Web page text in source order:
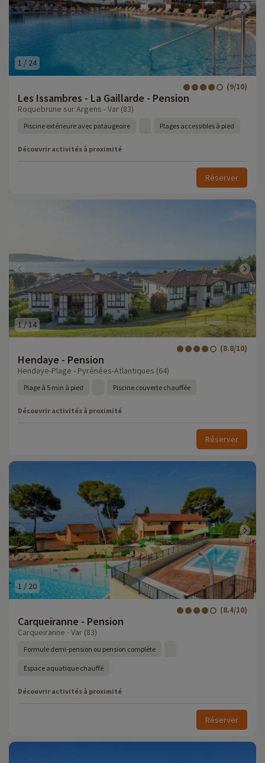
1 / 24
Les Issambres - La Gaillarde - Pension
(9/10)
Roquebrune sur Argens - Var (83)
Piscine extérieure avec pataugeoire Plages accessibles à pied
Découvrir activités à proximité
Réserver
1/ 14
Hendaye - Pension
(8.8/10)
Hendaye-Plage - Pyrénées-Atlantiques (64)
Plage à 5 min à pied Piscine couverte chauffée
Découvrir activités à proximité
Réserver
1 / 20
Carqueiranne - Pension
(8.4/10)
Carqueiranne - Var (83)
Formule demi-pension ou pension complète
Espace aquatique chauffé
Découvrir activités à proximité
Réserver